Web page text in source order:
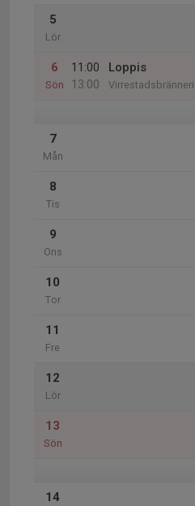
5
Lör
6
Sön
11:00
13:00
Loppis
Virrestadsbränneri
7
Mån
8
Tis
9
Ons
10
Tor
11
Fre
12
Lör
13
Sön
14